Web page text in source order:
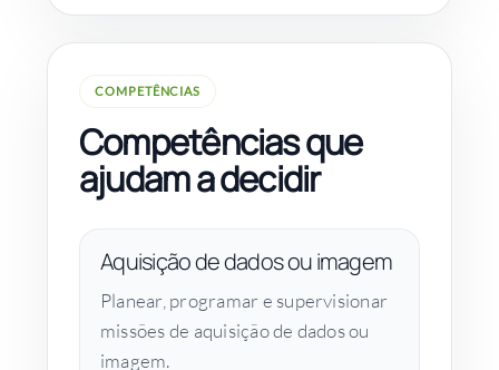
COMPETÊNCIAS
Competências que
ajudam a decidir
Aquisição de dados ou imagem
Planear, programar e supervisionar
missões de aquisição de dados ou
imagem.